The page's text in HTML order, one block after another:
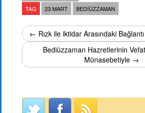
TAG
23 MART BEDIÜZZAMAN
← Rızk ile iktidar Arasındaki Bağlantı
Bediüzzaman Hazretlerinin
Münasebetiyle →